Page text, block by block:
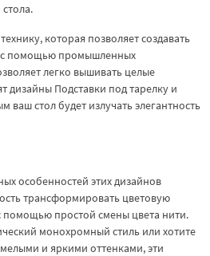
которая позволяет создавать
помощью промышленных
легко вышивать целые
дизайны Подставки под тарелку и
ваш стол будет излучать элегантность
особенностей этих дизайнов
трансформировать цветовую
помощью простой смены цвета нити.
монохромный стиль или хотите
и яркими оттенками, эти